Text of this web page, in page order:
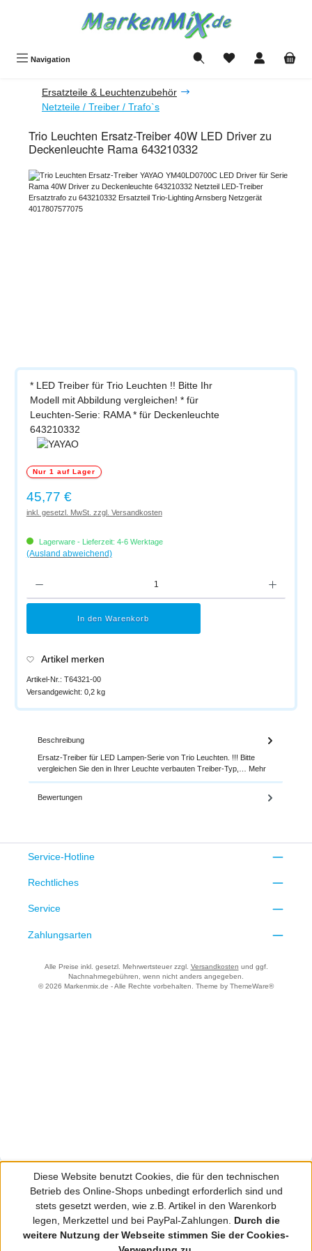
Navigation Du hast 0 Produkte
Ersatzteile & Leuchtenzubehör
Netzteile / Treiber / Trafo`s
Trio Leuchten Ersatz-Treiber 40W LED Driver zu
Deckenleuchte Rama 643210332
Bildergalerie überspringen
* LED Treiber für Trio Leuchten !! Bitte Ihr
Modell mit Abbildung vergleichen! * für
Leuchten-Serie: RAMA * für Deckenleuchte
643210332
Nur 1 auf Lager
Regulärer Preis:
45,77 €
inkl. gesetzl. MwSt. zzgl. Versandkosten
Lagerware - Lieferzeit: 4-6 Werktage
(Ausland abweichend)
In den Warenkorb
Artikel merken
Artikel-Nr.: T64321-00
Versandgewicht: 0,2 kg
Beschreibung
Ersatz-Treiber für LED Lampen-Serie von Trio Leuchten. !!! Bitte
vergleichen Sie den in Ihrer Leuchte verbauten Treiber-Typ,… Mehr
Bewertungen
Service-Hotline
Rechtliches
Service
Zahlungsarten
Alle Preise inkl. gesetzl. Mehrwertsteuer zzgl. Versandkosten und ggf.
Nachnahmegebühren, wenn nicht anders angegeben.
© 2026 Markenmix.de - Alle Rechte vorbehalten. Theme by ThemeWare®
Diese Website benutzt Cookies, die für den technischen
Betrieb des Online-Shops unbedingt erforderlich sind und
stets gesetzt werden, wie z.B. Artikel in den Warenkorb
legen, Merkzettel und bei PayPal-Zahlungen. Durch die
weitere Nutzung der Webseite stimmen Sie der Cookies-